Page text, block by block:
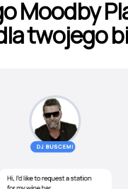
Moodby
twojego